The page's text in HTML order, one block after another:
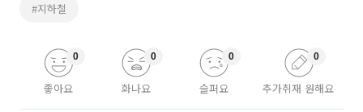
#지하철
좋아요
0
화나요
0
슬퍼요
0
추가취재 원해요
0